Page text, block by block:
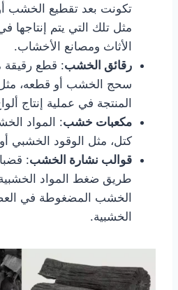
تكونت بعد تقطيع الخشب
مثل تلك التي يتم إنتاجها
الأثاث ومصانع الأخشاب.
رقائق الخشب: قطع
سحج الخشب أو قطعه،
المنتجة في عملية إنتاج
مكعبات خشب: المواد
كتل، مثل الوقود الخشبي
قوالب نشارة الخشب:
طريق ضغط المواد
الخشب المضغوطة في
الخشبية.